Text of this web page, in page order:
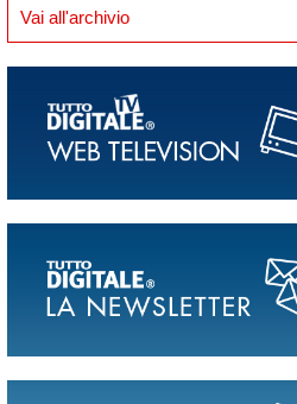
Vai all'archivio